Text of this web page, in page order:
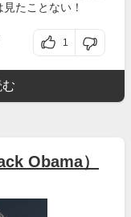
たことない！
1
Obama）